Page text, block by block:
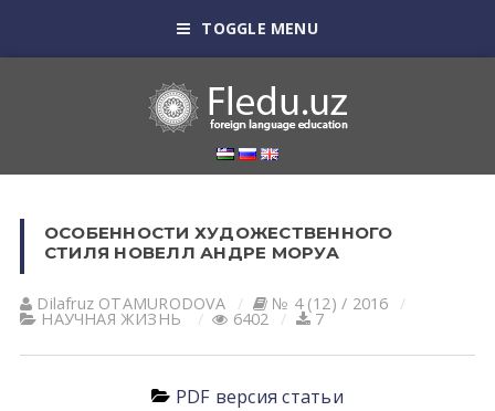
TOGGLE MENU
ОСОБЕННОСТИ ХУДОЖЕСТВЕННОГО
СТИЛЯ НОВЕЛЛ АНДРЕ МОРУА
Dilafruz OTАMURODOVА № 4 (12) / 2016
НАУЧНАЯ ЖИЗНЬ 6402 7
PDF версия статьи